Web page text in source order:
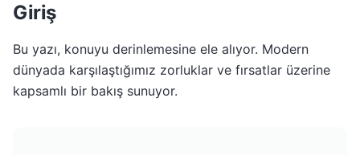
Giriş
Bu yazı, konuyu derinlemesine ele alıyor. Modern
dünyada karşılaştığımız zorluklar ve fırsatlar üzerine
kapsamlı bir bakış sunuyor.